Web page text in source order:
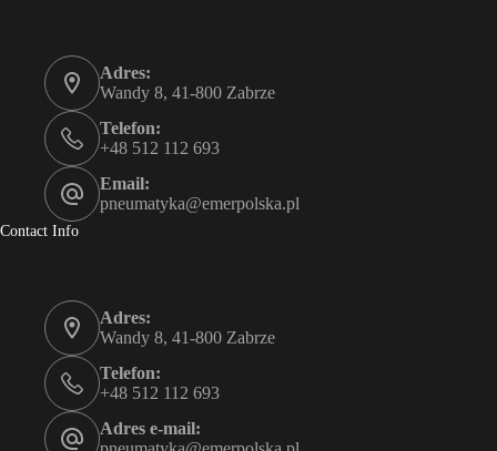
Adres:
Wandy 8, 41-800 Zabrze
Telefon:
+48 512 112 693
Email:
pneumatyka@emerpolska.pl
Contact Info
Adres:
Wandy 8, 41-800 Zabrze
Telefon:
+48 512 112 693
Adres e-mail: